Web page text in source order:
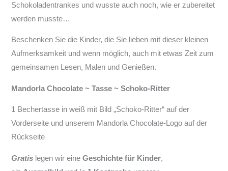
Schokoladentrankes und wusste auch noch, wie er zubereitet
werden musste…
Beschenken Sie die Kinder, die Sie lieben mit dieser kleinen
Aufmerksamkeit und wenn möglich, auch mit etwas Zeit zum
gemeinsamen Lesen, Malen und Genießen.
Mandorla Chocolate ~ Tasse ~ Schoko-Ritter
1 Bechertasse in weiß mit Bild „Schoko-Ritter“ auf der
Vorderseite und unserem Mandorla Chocolate-Logo auf der
Rückseite
Gratis legen wir eineGeschichte für Kinder,